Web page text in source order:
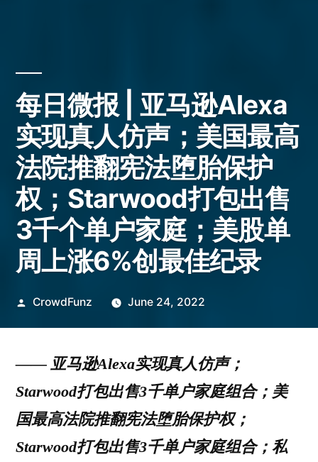
每日微报 | 亚马逊Alexa
实现真人仿声；美国最高
法院推翻宪法堕胎保护
权；Starwood打包出售
3千个单户家庭；美股单
周上涨6%创最佳纪录
Posted
CrowdFunz June 24, 2022
—— 亚马逊Alexa实现真人仿声；
Starwood打包出售3千单户家庭组合；美
国最高法院推翻宪法堕胎保护权；
Starwood打包出售3千单户家庭组合；私